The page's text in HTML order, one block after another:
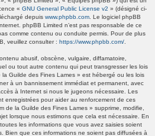
« GNU General Public License v2 » (désigné ci-
depuis www.phpbb.com . Le logiciel phpBB
phpBB Limited n’est pas responsable de ce
comme contenu ou conduite permis. Pour de plus
veuillez consulter : https://www.phpbb.com/
abusif, obscène, vulgaire, diffamatoire,
ou tout autre contenu qui peut transgresser les lois
Guilde des Fines Lames » est hébergé ou les lois
à un bannissement immédiat et permanent, avec
à Internet si nous le jugeons nécessaire. Les
enregistrées pour aider au renforcement de ces
de la Guilde des Fines Lames » supprime, modifie,
lorsque nous estimons que cela est nécessaire. En
les informations que vous avez saisies soient
Bien que ces informations ne soient pas diffusées à